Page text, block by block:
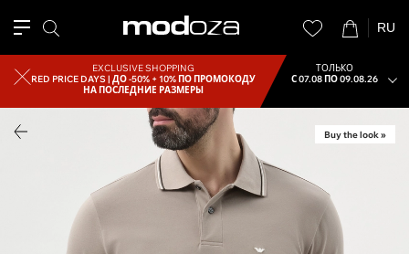
RU
EXCLUSIVE SHOPPING
RED PRICE DAYS |ДО -50% + 10% ПО ПРОМОКОДУ
НА ПОСЛЕДНИЕ РАЗМЕРЫ
ТОЛЬКО
С 07.08 ПО 09.08.26
Buy the look »